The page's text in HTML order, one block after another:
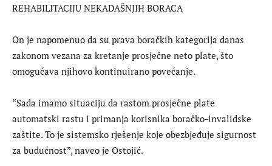
REHABILITACIJU NEKADAŠNJIH BORACA
On je napomenuo da su prava boračkih kategorija danas
zakonom vezana za kretanje prosječne neto plate, što
omogućava njihovo kontinuirano povećanje.
“Sada imamo situaciju da rastom prosječne plate
automatski rastu i primanja korisnika boračko-invalidske
zaštite. To je sistemsko rješenje koje obezbjeđuje sigurnost
za budućnost”, naveo je Ostojić.